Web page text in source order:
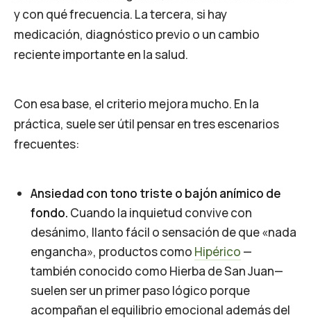
y con qué frecuencia. La tercera, si hay
medicación, diagnóstico previo o un cambio
reciente importante en la salud.
Con esa base, el criterio mejora mucho. En la
práctica, suele ser útil pensar en tres escenarios
frecuentes:
Ansiedad con tono triste o bajón anímico de
fondo. Cuando la inquietud convive con
desánimo, llanto fácil o sensación de que «nada
engancha», productos como Hipérico —
también conocido como Hierba de San Juan—
suelen ser un primer paso lógico porque
acompañan el equilibrio emocional además del